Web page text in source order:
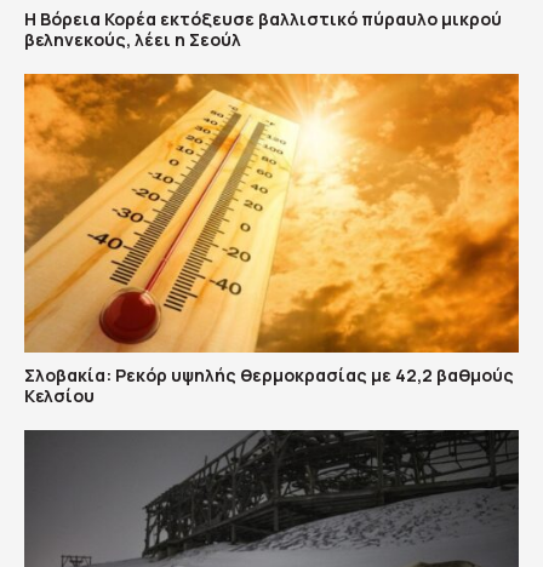
Η Βόρεια Κορέα εκτόξευσε βαλλιστικό πύραυλο μικρού
βεληνεκούς, λέει η Σεούλ
Σλοβακία: Ρεκόρ υψηλής θερμοκρασίας με 42,2 βαθμούς
Κελσίου